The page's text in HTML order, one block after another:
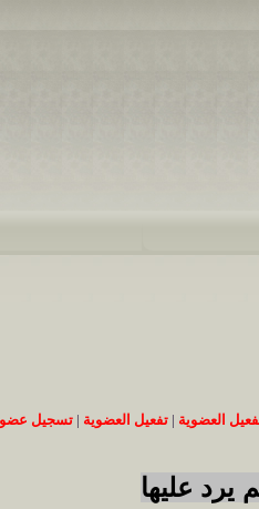
العضوية |تفعيل العضوية |تسجيل
يرد عليها